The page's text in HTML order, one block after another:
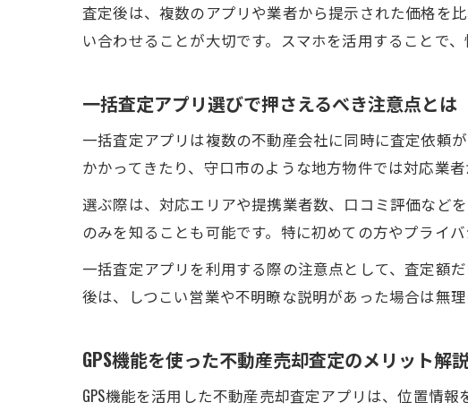
売
守口市
複
守
し
査
無料不
不
無
売
無
査定後は、複数のアプリや業者から提示された価格を
い合わせることが大切です。スマホを活用することで
一括査定アプリ選びで押さえるべき注意点とは
一括査定アプリは複数の不動産会社に同時に査定依頼
かかってきたり、守口市のような地方物件では対応業者
選ぶ際は、対応エリアや提携業者数、口コミ評価など
のみを知ることも可能です。特に初めての方やプライ
一括査定アプリを利用する際の注意点として、査定額
後は、しつこい営業や不明瞭な説明があった場合は無
GPS機能を使った不動産売却査定のメリット解
GPS機能を活用した不動産売却査定アプリは、位置情